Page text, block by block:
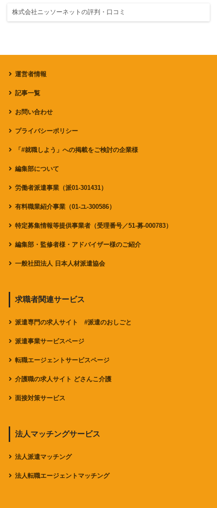
株式会社ニッソーネットの評判・口コミ
運営者情報
記事一覧
お問い合わせ
プライバシーポリシー
「#就職しよう」への掲載をご検討の企業様
編集部について
労働者派遣事業（派01-301431）
有料職業紹介事業（01-ユ-300586）
特定募集情報等提供事業者（受理番号／51-募-000783）
編集部・監修者様・アドバイザー様のご紹介
一般社団法人 日本人材派遣協会
求職者関連サービス
派遣専門の求人サイト #派遣のおしごと
派遣事業サービスページ
転職エージェントサービスページ
介護職の求人サイト どさんこ介護
面接対策サービス
法人マッチングサービス
法人派遣マッチング
法人転職エージェントマッチング